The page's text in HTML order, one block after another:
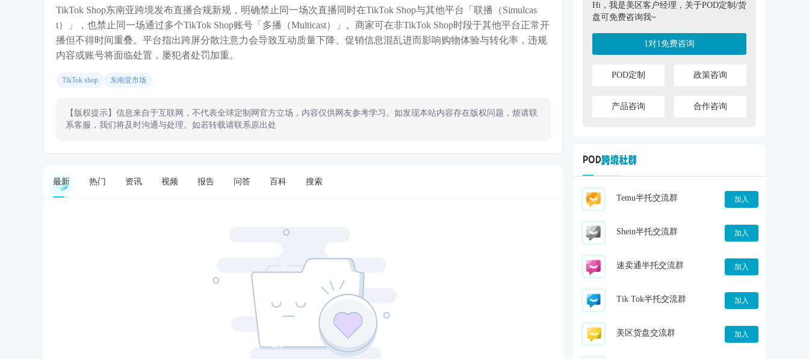
TikTok Shop东南亚跨境发布直播合规新规，明确禁止同一场次直播同时在TikTok Shop与其他平台「联播（Simulcas
t）」，也禁止同一场通过多个TikTok Shop账号「多播（Multicast）」。商家可在非TikTok Shop时段于其他平台正常开
播但不得时间重叠。平台指出跨屏分散注意力会导致互动质量下降、促销信息混乱进而影响购物体验与转化率，违规
内容或账号将面临处置，屡犯者处罚加重。
TikTok shop 东南亚市场
【版权提示】信息来自于互联网，不代表全球定制网官方立场，内容仅供网友参考学习。如发现本站内容存在版权问题，烦请联
系客服，我们将及时沟通与处理。如若转载请联系原出处
最新 热门 资讯 视频 报告 问答 百科 搜索
Hi，我是美区客户经理，关于POD定制/货
盘可免费咨询我~
1对1免费咨询
POD定制 政策咨询
产品咨询 合作咨询
Temu半托交流群 加入
Shein半托交流群 加入
速卖通半托交流群 加入
Tik Tok半托交流群 加入
美区货盘交流群 加入